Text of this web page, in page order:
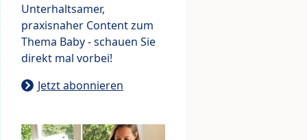
Unterhaltsamer,
praxisnaher Content zum
Thema Baby - schauen Sie
direkt mal vorbei!
Jetzt abonnieren